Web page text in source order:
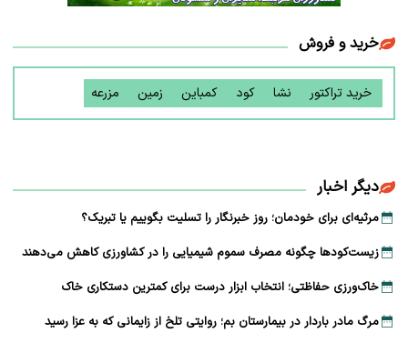
خرید و فروش
خرید تراکتور نشا کود کمباین زمین مزرعه
دیگر اخبار
مرثیه‌ای برای خودمان؛ روز خبرنگار را تسلیت بگوییم یا تبریک؟
زیست‌کودها چگونه مصرف سموم شیمیایی را در کشاورزی کاهش می‌دهند
خاک‌ورزی حفاظتی؛ انتخاب ابزار درست برای کمترین دستکاری خاک
مرگ مادر باردار در بیمارستان بم؛ روایتی تلخ از زایمانی که به عزا رسید